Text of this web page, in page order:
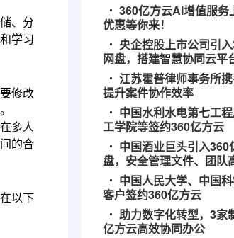
、分
学习
修改
多人
的合
以下
360亿方云AI增值服务
优惠等你来！
央企控股上市公司引
网盘，搭建智慧协同云平
江苏霍普律师事务所携
提升案件协作效率
中国水利水电第七工
工学院等签约360亿方云
中国酒业巨头引入360
盘，安全管理文件、团队
中国人民大学、中国
客户签约360亿方云
助力数字化转型，3家
亿方云高效协同办公